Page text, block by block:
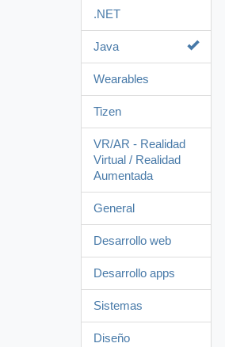
.NET
Java
Wearables
Tizen
VR/AR - Realidad
Virtual / Realidad
Aumentada
General
Desarrollo web
Desarrollo apps
Sistemas
Diseño